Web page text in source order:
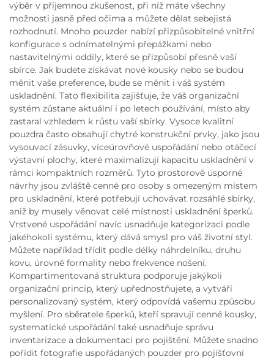
výběr v příjemnou zkušenost, při níž máte všechny
možnosti jasně před očima a můžete dělat sebejistá
rozhodnutí. Mnoho pouzder nabízí přizpůsobitelné vnitřní
konfigurace s odnímatelnými přepážkami nebo
nastavitelnými oddíly, které se přizpůsobí přesně vaší
sbírce. Jak budete získávat nové kousky nebo se budou
měnit vaše preference, bude se měnit i váš systém
uskladnění. Tato flexibilita zajišťuje, že váš organizační
systém zůstane aktuální i po letech používání, místo aby
zastaral vzhledem k růstu vaší sbírky. Vysoce kvalitní
pouzdra často obsahují chytré konstrukční prvky, jako jsou
vysouvací zásuvky, víceúrovňové uspořádání nebo otáčecí
výstavní plochy, které maximalizují kapacitu uskladnění v
rámci kompaktních rozměrů. Tyto prostorově úsporné
návrhy jsou zvláště cenné pro osoby s omezeným místem
pro uskladnění, které potřebují uchovávat rozsáhlé sbírky,
aniž by musely věnovat celé místnosti uskladnění šperků.
Vrstvené uspořádání navíc usnadňuje kategorizaci podle
jakéhokoli systému, který dává smysl pro váš životní styl.
Můžete například třídit podle délky náhrdelníku, druhu
kovu, úrovně formality nebo frekvence nošení.
Kompartimentovaná struktura podporuje jakýkoli
organizační princip, který upřednostňujete, a vytváří
personalizovaný systém, který odpovídá vašemu způsobu
myšlení. Pro sběratele šperků, kteří spravují cenné kousky,
systematické uspořádání také usnadňuje správu
inventarizace a dokumentaci pro pojištění. Můžete snadno
pořídit fotografie uspořádaných pouzder pro pojišťovní